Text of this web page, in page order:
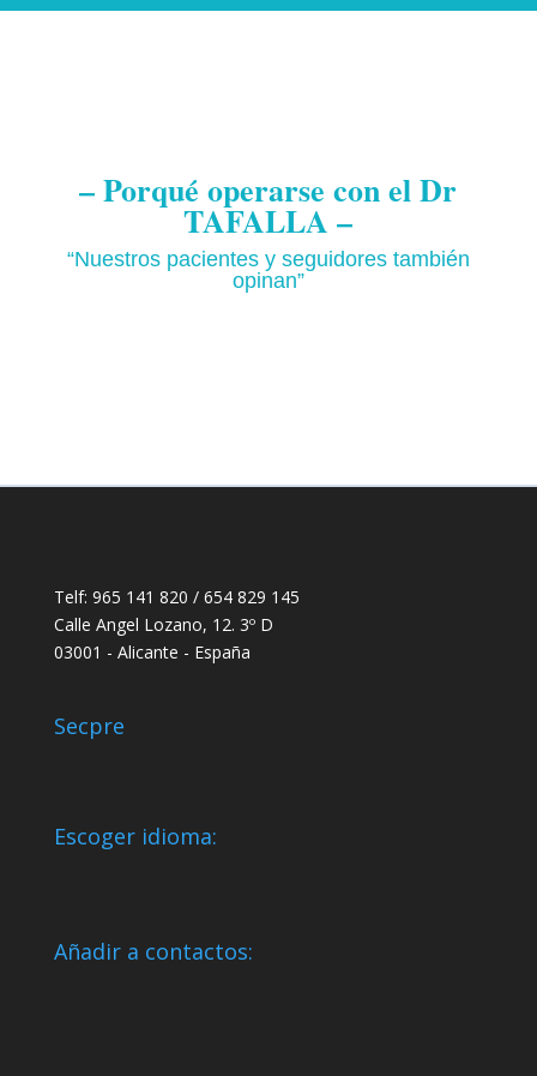
– Porqué operarse con el Dr
TAFALLA –
“Nuestros pacientes y seguidores también
opinan”
Telf: 965 141 820 / 654 829 145
Calle Angel Lozano, 12. 3º D
03001 - Alicante - España
Secpre
Escoger idioma:
Añadir a contactos: